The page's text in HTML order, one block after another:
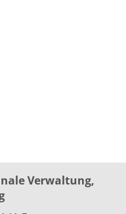
Verwaltung,